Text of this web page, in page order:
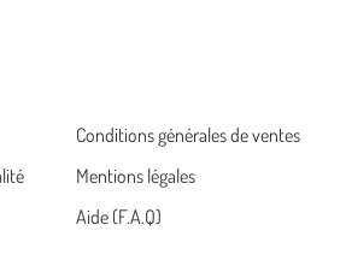
Conditions générales de ventes
Mentions légales
Aide (F.A.Q)